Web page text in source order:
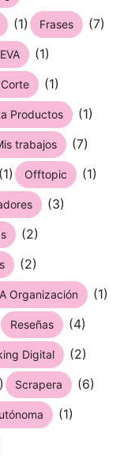
(1) Frases (7)
(1)
(1)
Productos (1)
trabajos (7)
(1) Offtopic (1)
(3)
(2)
(2)
Organización (1)
Reseñas (4)
Digital (2)
Scrapera (6)
(1)